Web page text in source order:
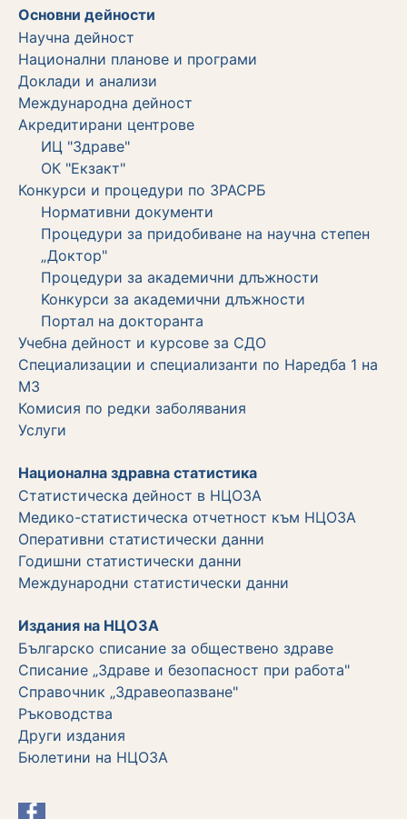
Основни дейности
Научна дейност
Национални планове и програми
Доклади и анализи
Международна дейност
Акредитирани центрове
ИЦ "Здраве"
ОК "Екзакт"
Конкурси и процедури по ЗРАСРБ
Нормативни документи
Процедури за придобиване на научна степен
„Доктор"
Процедури за академични длъжности
Koнкурси за академични длъжности
Портал на докторанта
Учебна дейност и курсове за СДО
Специализации и специализанти по Наредба 1 на
МЗ
Комисия по редки заболявания
Услуги
Национална здравна статистика
Статистическа дейност в НЦОЗА
Медико-статистическа отчетност към НЦОЗА
Оперативни статистически данни
Годишни статистически данни
Международни статистически данни
Издания на НЦОЗА
Българско списание за обществено здраве
Списание „Здраве и безопасност при работа"
Справочник „Здравеопазване"
Ръководства
Други издания
Бюлетини на НЦОЗА